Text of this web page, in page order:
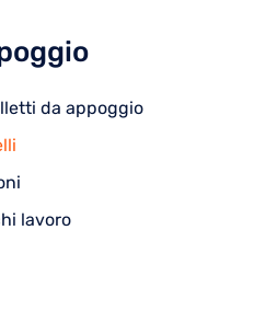
da appoggio
lavoro